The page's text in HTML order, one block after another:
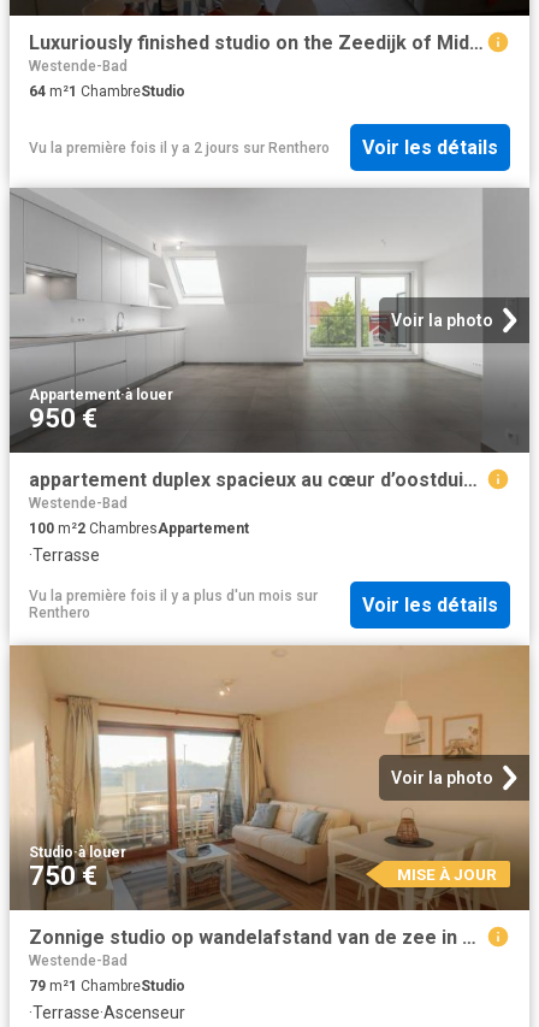
Luxuriously finished studio on the Zeedijk of Middelkerke
Westende-Bad
64 m²1 ChambreStudio
Vu la première fois il y a 2 jours sur Renthero Voir les détails
Voir la photo
Appartement·à louer
950 €
appartement duplex spacieux au cœur d’oostduinkerke village
Westende-Bad
100 m²2 ChambresAppartement
·Terrasse
Vu la première fois il y a plus d'un mois sur
Renthero
Voir les détails
Voir la photo
Studio·à louer
750 € MISE À JOUR
Zonnige studio op wandelafstand van de zee in Oostduinkerke
Westende-Bad
79 m²1 ChambreStudio
·Terrasse·Ascenseur